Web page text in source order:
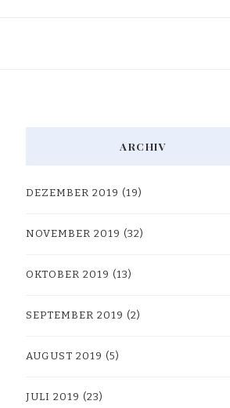
ARCHIV
DEZEMBER 2019 (19)
NOVEMBER 2019 (32)
OKTOBER 2019 (13)
SEPTEMBER 2019 (2)
AUGUST 2019 (5)
JULI 2019 (23)